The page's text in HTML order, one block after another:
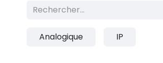
Analogique IP